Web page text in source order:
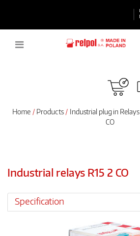
Home Products Industrial plug in Relays
CO
Industrial relays R15 2 CO
Specification